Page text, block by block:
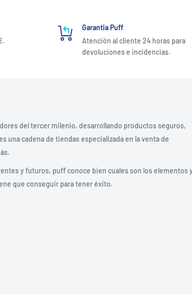
Garantia Puff
Atención al cliente 24 horas para
devoluciones e incidencias.
del tercer milenio, desarrollando productos seguros,
una cadena de tiendas especializada en la venta de
y futuros, puff conoce bien cuales son los elementos
que conseguir para tener éxito.